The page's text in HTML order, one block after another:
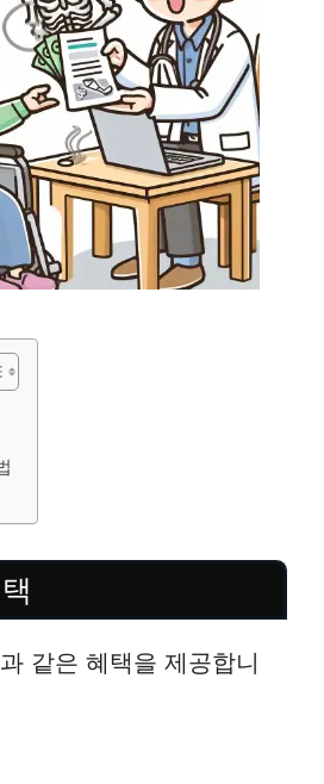
같은 혜택을 제공합니